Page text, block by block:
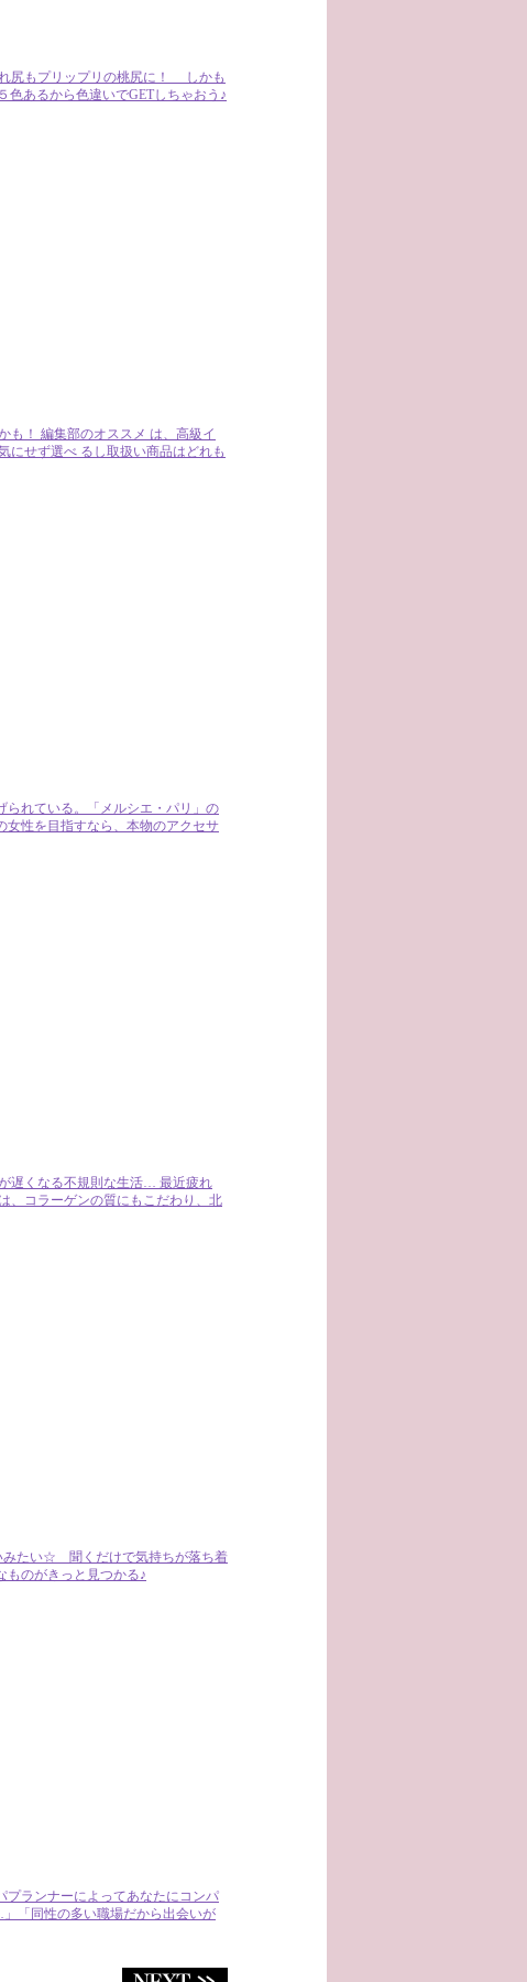
尻もプリップリの桃尻に！ しかも
色あるから色違いでGETしちゃおう♪
も！ 編集部のオススメ は、高級イ
にせず選べ るし取扱い商品はどれも
られている。「メルシエ・パリ」の
女性を目指すなら、本物のアクセサ
遅くなる不規則な生活… 最近疲れ
コラーゲンの質にもこだわり、北
みたい☆ 聞くだけで気持ちが落ち着
ものがきっと見つかる♪
プランナーによってあなたにコンパ
「同性の多い職場だから出会いが